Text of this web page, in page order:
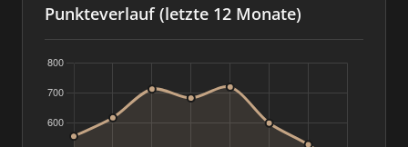
Punkteverlauf (letzte 12 Monate)